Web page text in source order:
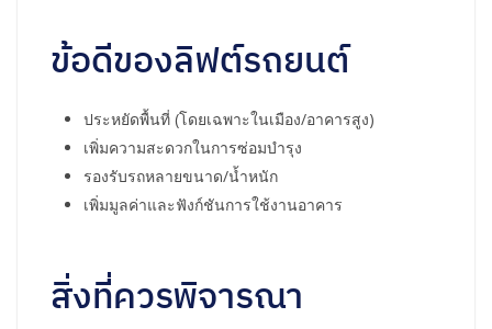
ข้อดีของลิฟต์รถยนต์
ประหยัดพื้นที่ (โดยเฉพาะในเมือง/อาคารสูง)
เพิ่มความสะดวกในการซ่อมบำรุง
รองรับรถหลายขนาด/น้ำหนัก
เพิ่มมูลค่าและฟังก์ชันการใช้งานอาคาร
สิ่งที่ควรพิจารณา